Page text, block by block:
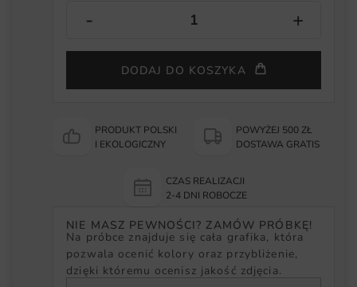
DODAJ DO KOSZYKA
PRODUKT POLSKI
I EKOLOGICZNY
POWYŻEJ 500 ZŁ
DOSTAWA GRATIS
CZAS REALIZACJI
2-4 DNI ROBOCZE
NIE MASZ PEWNOŚCI? ZAMÓW PRÓBKĘ!
Na próbce znajduje się cała grafika, która
pozwala ocenić kolory oraz przybliżenie,
dzięki któremu ocenisz jakość zdjęcia.